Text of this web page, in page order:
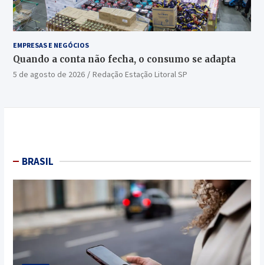
EMPRESAS E NEGÓCIOS
Quando a conta não fecha, o consumo se adapta
5 de agosto de 2026 Redação Estação Litoral SP
BRASIL